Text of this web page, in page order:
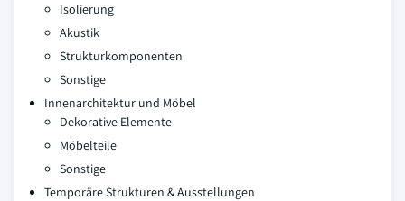
Isolierung
Akustik
Strukturkomponenten
Sonstige
Innenarchitektur und Möbel
Dekorative Elemente
Möbelteile
Sonstige
Temporäre Strukturen & Ausstellungen